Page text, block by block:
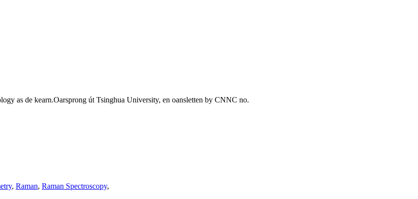
as de kearn.Oarsprong út Tsinghua University, en oansletten by CNNC no.
, Raman, Raman Spectroscopy,